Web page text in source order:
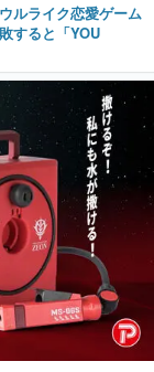
ルライク恋愛ゲーム
すると「YOU